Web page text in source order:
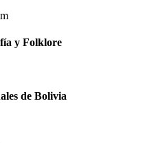
y Folklore
de Bolivia